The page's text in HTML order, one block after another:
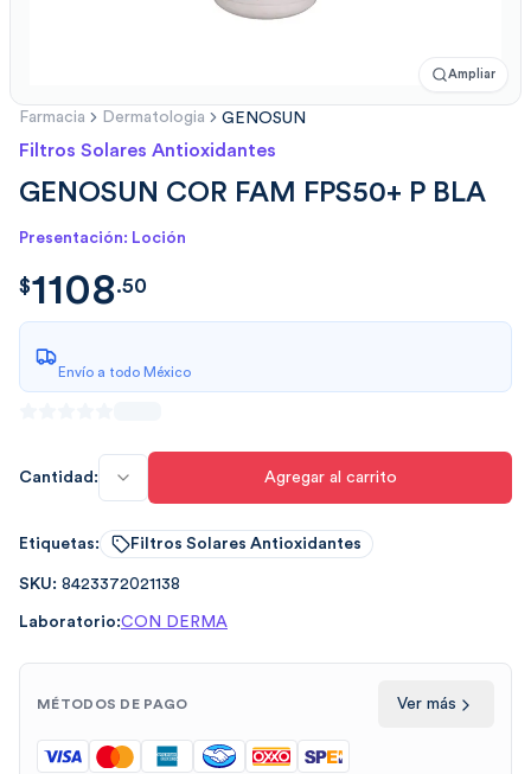
Ampliar
Farmacia Dermatologia GENOSUN
Filtros Solares Antioxidantes
GENOSUN COR FAM FPS50+ P BLA
Presentación: Loción
$1108.5018
$1108.50
Envío a todo México
Cantidad: Agregar al carrito
Etiquetas: Filtros Solares Antioxidantes
SKU: 8423372021138
Laboratorio:CON DERMA
MÉTODOS DE PAGO Ver más